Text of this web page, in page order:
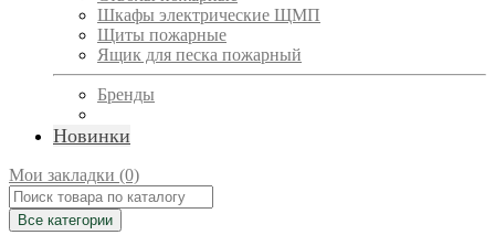
Шкафы электрические ЩМП
Щиты пожарные
Ящик для песка пожарный
Бренды
Новинки
Мои закладки (0)
Все категории